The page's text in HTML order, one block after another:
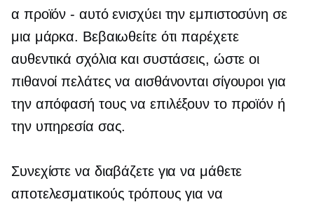
α προϊόν - αυτόενισχύει την εμπιστοσύνη σε
μια μάρκα. Βεβαιωθείτε ότι παρέχετε
αυθεντικά σχόλια και συστάσεις, ώστε οι
πιθανοί πελάτες να αισθάνονται σίγουροι για
την απόφασή τους να επιλέξουν το προϊόν ή
την υπηρεσία σας.
Συνεχίστε να διαβάζετε για να μάθετε
αποτελεσματικούς τρόπους για να